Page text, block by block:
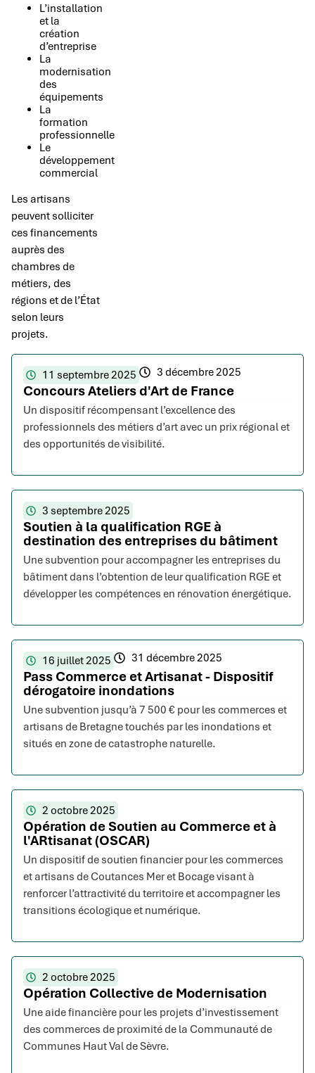
L’installation
et la
création
d’entreprise
La
modernisation
des
équipements
La
formation
professionnelle
Le
développement
commercial
Les artisans
peuvent solliciter
ces financements
auprès des
chambres de
métiers, des
régions et de l’État
selon leurs
projets.
11 septembre 2025 3 décembre 2025
Concours Ateliers d'Art de France
Un dispositif récompensant l’excellence des
professionnels des métiers d’art avec un prix régional et
des opportunités de visibilité.
3 septembre 2025
Soutien à la qualification RGE à
destination des entreprises du bâtiment
Une subvention pour accompagner les entreprises du
bâtiment dans l’obtention de leur qualification RGE et
développer les compétences en rénovation énergétique.
16 juillet 2025 31 décembre 2025
Pass Commerce et Artisanat - Dispositif
dérogatoire inondations
Une subvention jusqu’à 7 500 € pour les commerces et
artisans de Bretagne touchés par les inondations et
situés en zone de catastrophe naturelle.
2 octobre 2025
Opération de Soutien au Commerce et à
l'ARtisanat (OSCAR)
Un dispositif de soutien financier pour les commerces
et artisans de Coutances Mer et Bocage visant à
renforcer l’attractivité du territoire et accompagner les
transitions écologique et numérique.
2 octobre 2025
Opération Collective de Modernisation
Une aide financière pour les projets d’investissement
des commerces de proximité de la Communauté de
Communes Haut Val de Sèvre.